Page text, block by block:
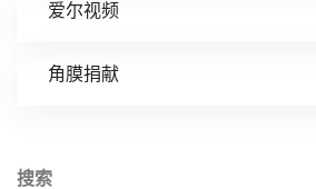
爱尔视频
角膜捐献
搜索